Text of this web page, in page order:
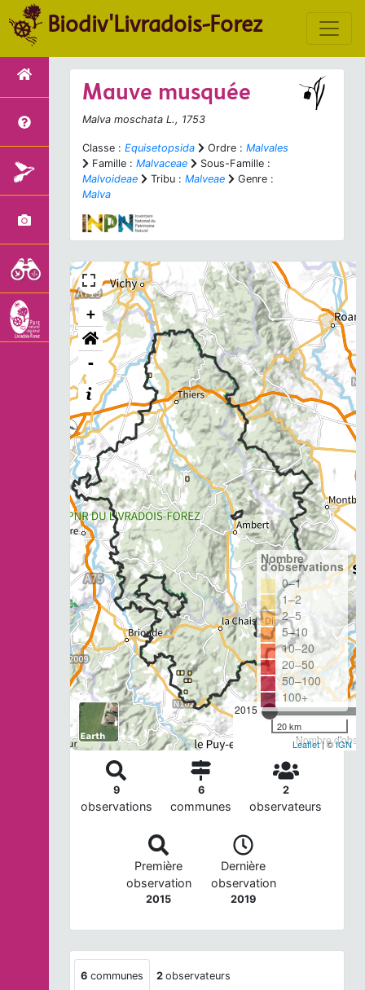
Biodiv'Livradois-Forez
Mauve musquée
Malva moschata L., 1753
Classe : Equisetopsida Ordre : Malvales
Famille : Malvaceae
Sous-Famille :
Malvoideae
Tribu : Malveae
Genre :
Malva
+
-
2015
Nombre
Nombre
d'observations
0–1
1–2
2–5
5–10
10–20
20–50
50–100
100+
20 km
Leaflet| ©IGN
9
observations
6
communes
2
observateurs
Première
observation
2015
Dernière
observation
2019
6 communes 2 observateurs